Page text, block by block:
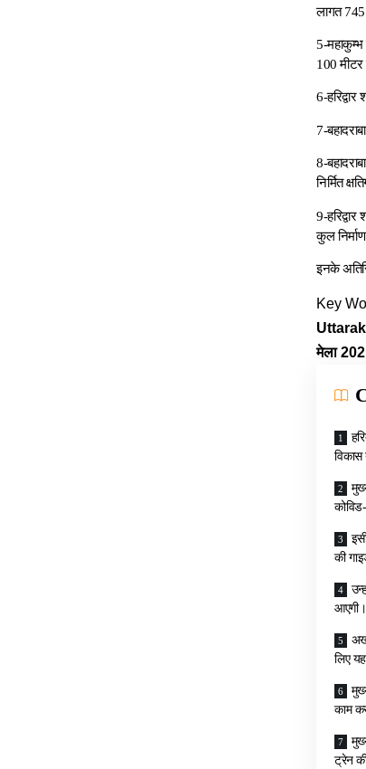
लागत
5-महाकुम्भ
100 मीटर
6-
7-
8-
निर्मित
9-
कुल
इनके
Key
मेला
विकास
की
आएगी।
लिए
काम
ट्रेन